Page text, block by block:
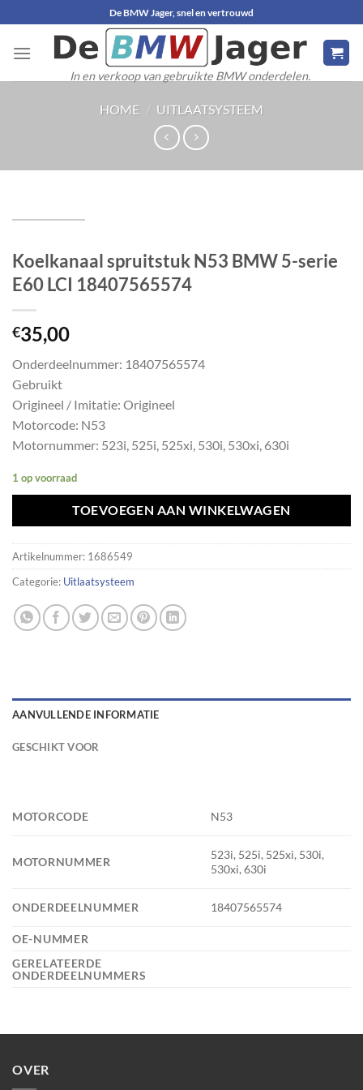
naar
inhoud
De BMW Jager, snel en vertrouwd
In en verkoop van gebruikte BMW onderdelen.
HOME / UITLAATSYSTEEM
Koelkanaal spruitstuk N53 BMW 5-serie
E60 LCI 18407565574
€35,00
Onderdeelnummer: 18407565574
Gebruikt
Origineel / Imitatie: Origineel
Motorcode: N53
Motornummer: 523i, 525i, 525xi, 530i, 530xi, 630i
1 op voorraad
TOEVOEGEN AAN WINKELWAGEN
Artikelnummer: 1686549
Categorie: Uitlaatsysteem
AANVULLENDE INFORMATIE
GESCHIKT VOOR
MOTORCODE N53
MOTORNUMMER
523i, 525i, 525xi, 530i,
530xi, 630i
ONDERDEELNUMMER 18407565574
OE-NUMMER
GERELATEERDE
ONDERDEELNUMMERS
OVER